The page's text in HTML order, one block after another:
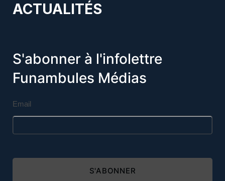
ACTUALITÉS
S'abonner à l'infolettre
Funambules Médias
Email
S'ABONNER